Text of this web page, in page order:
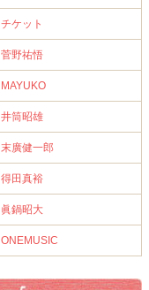
チケット
菅野祐悟
MAYUKO
井筒昭雄
末廣健一郎
得田真裕
眞鍋昭大
ONEMUSIC